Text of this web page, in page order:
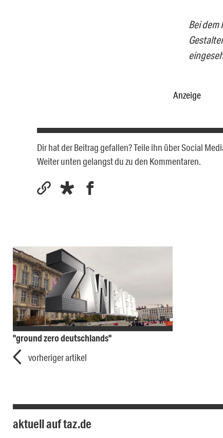
Bei
Anzeige
Dir hat der Beitrag gefallen? Teile ihn über Social
Weiter unten gelangst du zu den Kommentaren.
"ground zero deutschlands"
vorheriger artikel
aktuell auf taz.de